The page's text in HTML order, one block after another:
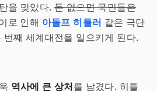
을 맞았다. 돈 없으면 국민들은
로 인해 아돌프 히틀러 같은 극단
째 세계대전을 일으키게 된다.
역사에 큰 상처를 남겼다. 히틀